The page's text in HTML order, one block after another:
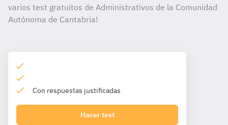
varios test gratuitos de Administrativos de la Comunidad
Autónoma de Cantabria!
Con respuestas justificadas
Hacer test